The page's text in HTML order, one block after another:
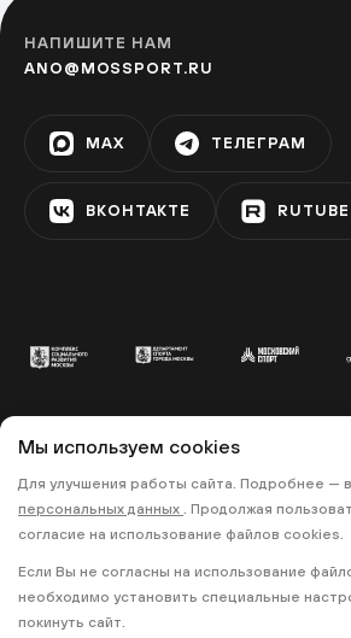
НАПИШИТЕ НАМ
ANO@MOSSPORT.RU
MAX ТЕЛЕГРАМ
ВКОНТАКТЕ RUTUBE
© 2022 «МОСКОВСКИЙ
• ПОЛИТИКА
ПРАВИЛА ЗАПИСИ НА
Мы используем cookies
Для улучшения работы сайта. Подробнее — в
персональных данных . Продолжая
согласие на использование файлов cookies.
Если Вы не согласны на использование
необходимо установить специальные
покинуть сайт.